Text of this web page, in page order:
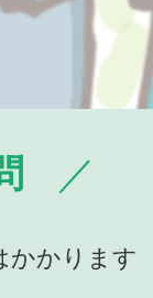
かかります